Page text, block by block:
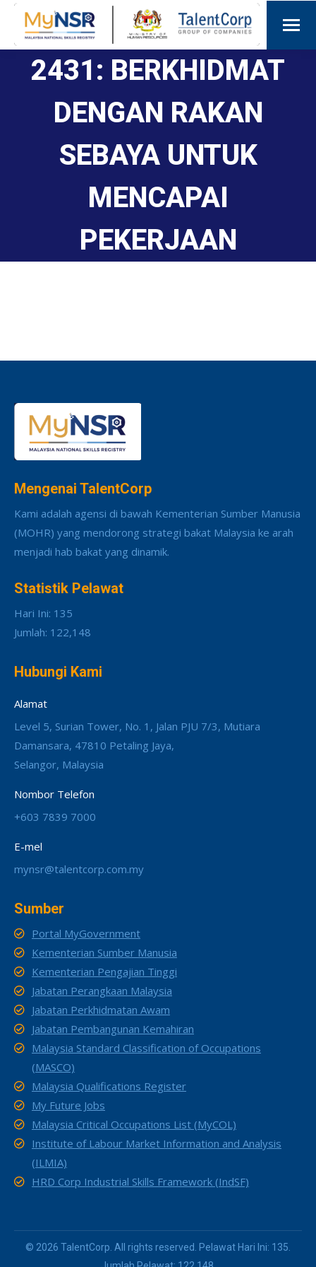
2431: BERKHIDMAT
DENGAN RAKAN
SEBAYA UNTUK
MENCAPAI
PEKERJAAN
Mengenai TalentCorp
Kami adalah agensi di bawah Kementerian Sumber Manusia
(MOHR) yang mendorong strategi bakat Malaysia ke arah
menjadi hab bakat yang dinamik.
Statistik Pelawat
Hari Ini: 135
Jumlah: 122,148
Hubungi Kami
Alamat
Level 5, Surian Tower, No. 1, Jalan PJU 7/3, Mutiara
Damansara, 47810 Petaling Jaya,
Selangor, Malaysia
Nombor Telefon
+603 7839 7000
E-mel
mynsr@talentcorp.com.my
Sumber
Portal MyGovernment
Kementerian Sumber Manusia
Kementerian Pengajian Tinggi
Jabatan Perangkaan Malaysia
Jabatan Perkhidmatan Awam
Jabatan Pembangunan Kemahiran
Malaysia Standard Classification of Occupations
(MASCO)
Malaysia Qualifications Register
My Future Jobs
Malaysia Critical Occupations List (MyCOL)
Institute of Labour Market Information and Analysis
(ILMIA)
HRD Corp Industrial Skills Framework (IndSF)
© 2026 TalentCorp. All rights reserved. Pelawat Hari Ini: 135.